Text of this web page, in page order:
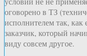
оговорено в ТЗ
исполнителем так,
заказчик, который
виду совсем другое.